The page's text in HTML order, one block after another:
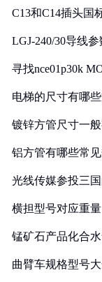
C13和C14插头国
LGJ-240/30导线
寻找nce01p30k
电梯的尺寸有哪
镀锌方管尺寸一
铝方管有哪些常
光线传媒参投三
横担型号对应重量
锰矿石产品化合
曲臂车规格型号